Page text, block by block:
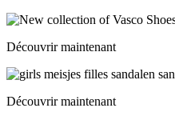
Découvrir maintenant
Découvrir maintenant